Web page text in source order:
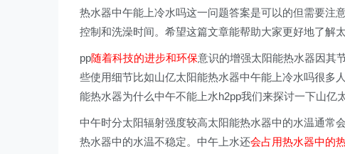
热水器中午能上冷水吗这一问题答案是可以的但需要注
控制和洗澡时间。希望这篇文章能帮助大家更好地了解
pp随着科技的进步和环保意识的增强太阳能热水器因其
些使用细节比如山亿太阳能热水器中午能上冷水吗很多
能热水器为什么中午不能上水h2pp我们来探讨一下山亿
中午时分太阳辐射强度较高太阳能热水器中的水温通常
热水器中的水温不稳定。中午上水还会占用热水器中的